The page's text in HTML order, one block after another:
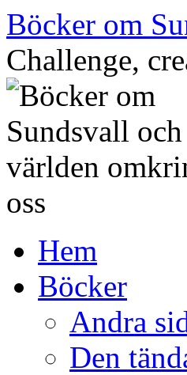
Hoppa
till
innehåll
Böcker om
Challenge,
Hem
Böcker
Andra
Den